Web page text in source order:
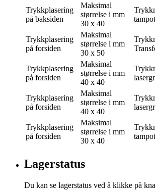
Trykkplasering
på baksiden
Maksimal
størrelse i mm
30 x 40
Trykkplasering
på forsiden
Maksimal
størrelse i mm
30 x 50
Trykkplasering
på forsiden
Maksimal
størrelse i mm
40 x 40
Trykkplasering
på forsiden
Maksimal
størrelse i mm
40 x 40
Trykkplasering
på forsiden
Maksimal
størrelse i mm
30 x 40
Lagerstatus
Du kan se lagerstatus ved å klikke på